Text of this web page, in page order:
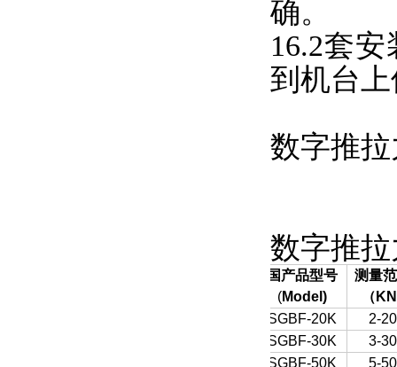
确。
16.2套
到机台
数字推
数字推
国产品型号
(Model)
测量
（ KN
SGBF-20K
2-20
SGBF-30K
3-30
SGBF-50K
5-50